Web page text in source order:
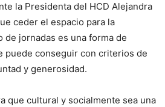
la Presidenta del HCD Alejandra
ceder el espacio para la
de jornadas es una forma de
puede conseguir con criterios de
y generosidad.
que cultural y socialmente sea una